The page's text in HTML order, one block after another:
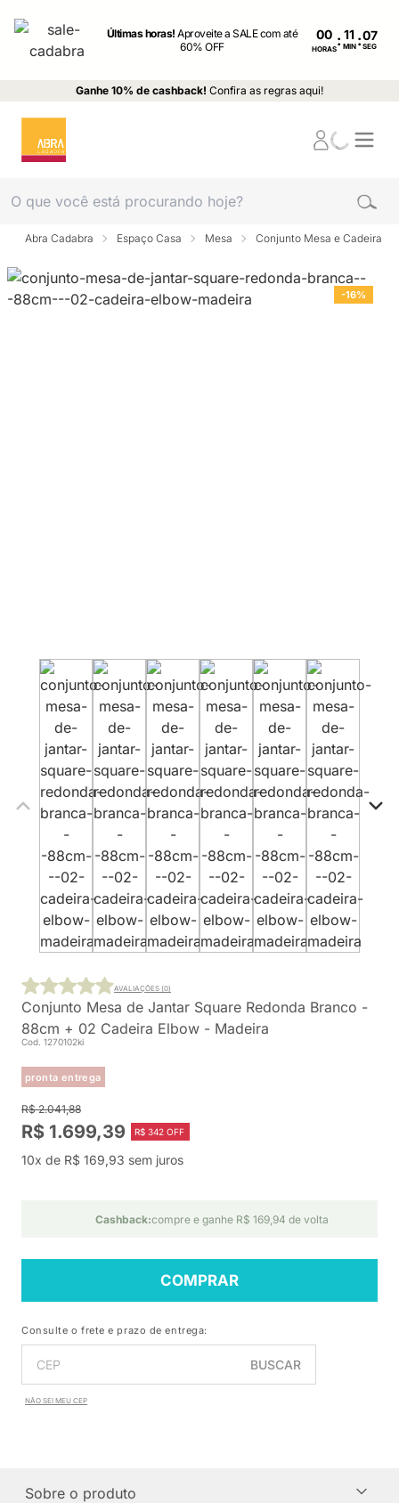
Últimas horas!Aproveite a SALE com até
60% OFF
00
HORAS: MIN : SEG
Ganhe 10% de cashback! Confira as regras aqui!
Abra Cadabra Espaço Casa Mesa Conjunto Mesa e Cadeira
-16%
Conjunto Mesa de Jantar Square Redonda Branco -
88cm + 02 Cadeira Elbow - Madeira
Cod. 1270102ki
pronta entrega
AVALIAÇÕES (0)
R$ 2.041,88
R$ 1.699,39 R$ 342 OFF
10x de R$ 169,93 sem juros
Cashback:compre e ganhe R$ 169,94 de volta
COMPRAR
Consulte o frete e prazo de entrega:
BUSCAR
NÃO SEI MEU CEP
Sobre o produto